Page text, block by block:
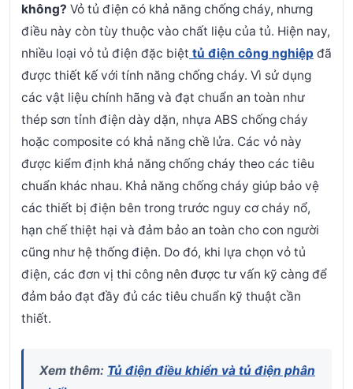
không? Vỏ tủ điện có khả năng chống cháy, nhưng
điều này còn tùy thuộc vào chất liệu của tủ. Hiện nay,
nhiều loại vỏ tủ điện đặc biệt tủ điện công nghiệp đã
được thiết kế với tính năng chống cháy. Vì sử dụng
các vật liệu chính hãng và đạt chuẩn an toàn như
thép sơn tỉnh điện dày dặn, nhựa ABS chống cháy
hoặc composite có khả năng chề lửa. Các vỏ này
được kiểm định khả năng chống cháy theo các tiêu
chuẩn khác nhau. Khả năng chống cháy giúp bảo vệ
các thiết bị điện bên trong trước nguy cơ cháy nổ,
hạn chế thiệt hại và đảm bảo an toàn cho con người
cũng như hệ thống điện. Do đó, khi lựa chọn vỏ tủ
điện, các đơn vị thi công nên được tư vấn kỹ càng để
đảm bảo đạt đầy đủ các tiêu chuẩn kỹ thuật cần
thiết.
Xem thêm: Tủ điện điều khiển và tủ điện phân